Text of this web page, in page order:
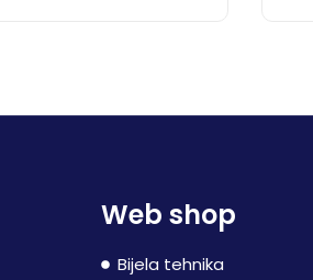
Web shop
Bijela tehnika